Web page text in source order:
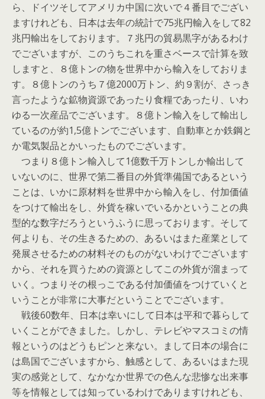
ら、ドイツそしてアメリカ中国に次いで４番目でござい
ますけれども、日本は去年の統計で75兆円輸入をして82
兆円輸出をしております。７兆円の貿易黒字があるわけ
でございますが、このうちこれを重さベースで計算を致
しますと、８億トンの物を世界中から輸入をしておりま
す。８億トンのうち７億2000万トン、約９割が、さっき
言ったような鉱物資源であったり食糧であったり、いわ
ゆる一次産品でございます。８億トン輸入をして輸出し
ているのが約1,5億トンでございます、自動車とか鉄鋼と
か電気製品とかいったものでございます。
つまり８億トン輸入して1億数千万トンしか輸出して
いないのに、世界で第二番目の外貨準備国であるという
ことは、いかに原材料を世界中から輸入をし、付加価値
をつけて輸出をし、外貨を稼いでいるかということの典
型的な数字だろうというふうに思っております。そして
何よりも、その生きるための、あるいはまた産業として
発展させるための材料そのものがないわけでございます
から、それを買うための資源としてこの外貨が溜まって
いく。つまりその根っこである付加価値をつけていくと
いうことが非常に大事だということでございます。
戦後60数年、日本は幸いにして日本は平和で暮らして
いくことができました。しかし、テレビやマスコミの情
報というのはどうもピンと来ない。まして日本の場合に
は島国でございますから、触感として、あるいはまた現
実の感覚として、なかなか世界での色んな悲惨な出来事
等を情報としては知っているわけでありますけれども、